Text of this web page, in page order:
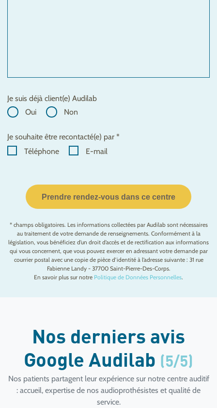
Je suis déjà client(e) Audilab
Oui
Non
Je souhaite être recontacté(e) par *
Téléphone
E-mail
Prendre rendez-vous dans ce centre
* champs obligatoires. Les informations collectées par Audilab sont nécessaires
au traitement de votre demande de renseignements. Conformément à la
législation, vous bénéficiez d’un droit d’accès et de rectification aux informations
qui vous concernent, que vous pouvez exercer en adressant votre demande par
courrier postal avec une copie de pièce d’identité à l’adresse suivante : 31 rue
Fabienne Landy - 37700 Saint-Pierre-Des-Corps.
En savoir plus sur notre Politique de Données Personnelles.
Nos derniers avis
Google Audilab (5/5)
Nos patients partagent leur expérience sur notre centre auditif
: accueil, expertise de nos audioprothésistes et qualité de
service.